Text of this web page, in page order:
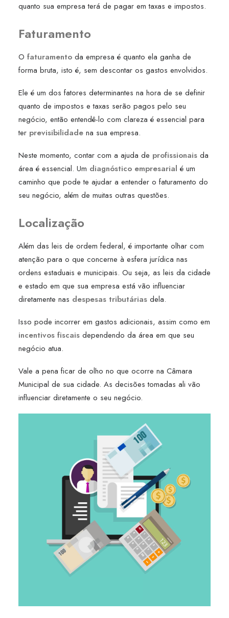
quanto sua empresa terá de pagar em taxas e impostos.
Faturamento
O faturamento da empresa é quanto ela ganha de
forma bruta, isto é, sem descontar os gastos envolvidos.
Ele é um dos fatores determinantes na hora de se definir
quanto de impostos e taxas serão pagos pelo seu
negócio, então entendê-lo com clareza é essencial para
ter previsibilidade na sua empresa.
Neste momento, contar com a ajuda de profissionais da
área é essencial. Um diagnóstico empresarial é um
caminho que pode te ajudar a entender o faturamento do
seu negócio, além de muitas outras questões.
Localização
Além das leis de ordem federal, é importante olhar com
atenção para o que concerne à esfera jurídica nas
ordens estaduais e municipais. Ou seja, as leis da cidade
e estado em que sua empresa está vão influenciar
diretamente nas despesas tributárias dela.
Isso pode incorrer em gastos adicionais, assim como em
incentivos fiscais dependendo da área em que seu
negócio atua.
Vale a pena ficar de olho no que ocorre na Câmara
Municipal de sua cidade. As decisões tomadas ali vão
influenciar diretamente o seu negócio.